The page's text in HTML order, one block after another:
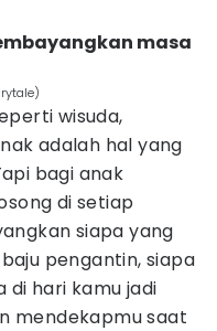
masa
wisuda,
adalah hal yang
bagi anak
di setiap
siapa yang
pengantin, siapa
di hari kamu jadi
mendekapmu saat